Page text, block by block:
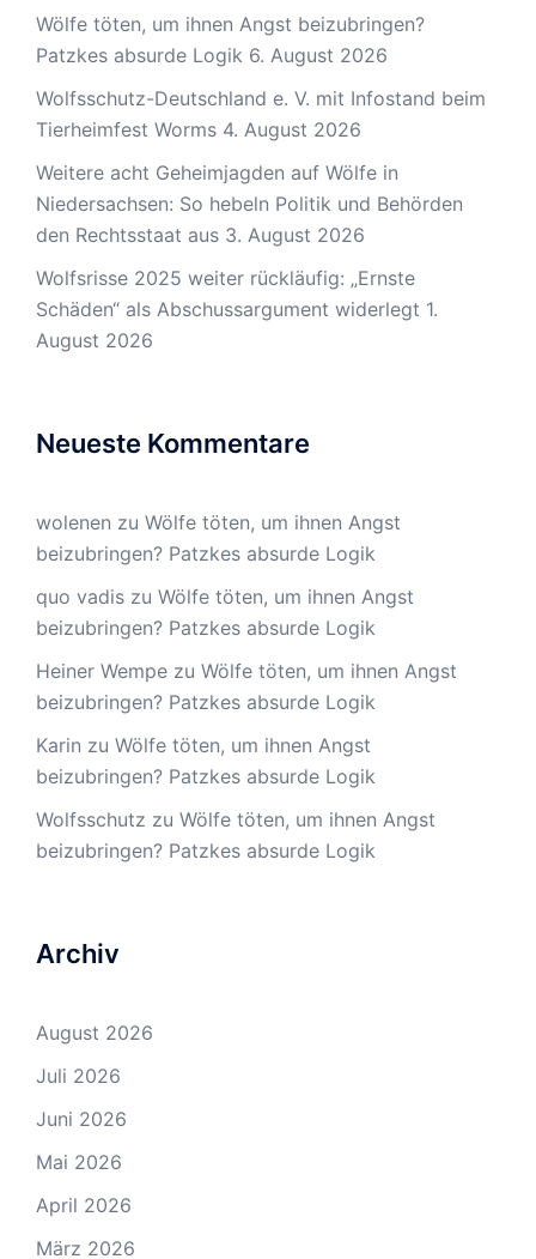
Wölfe töten, um ihnen Angst beizubringen?
Patzkes absurde Logik 6. August 2026
Wolfsschutz-Deutschland e. V. mit Infostand beim
Tierheimfest Worms 4. August 2026
Weitere acht Geheimjagden auf Wölfe in
Niedersachsen: So hebeln Politik und Behörden
den Rechtsstaat aus 3. August 2026
Wolfsrisse 2025 weiter rückläufig: „Ernste
Schäden“ als Abschussargument widerlegt 1.
August 2026
Neueste Kommentare
wolenen zu Wölfe töten, um ihnen Angst
beizubringen? Patzkes absurde Logik
quo vadis zu Wölfe töten, um ihnen Angst
beizubringen? Patzkes absurde Logik
Heiner Wempe zu Wölfe töten, um ihnen Angst
beizubringen? Patzkes absurde Logik
Karin zu Wölfe töten, um ihnen Angst
beizubringen? Patzkes absurde Logik
Wolfsschutz zu Wölfe töten, um ihnen Angst
beizubringen? Patzkes absurde Logik
Archiv
August 2026
Juli 2026
Juni 2026
Mai 2026
April 2026
März 2026